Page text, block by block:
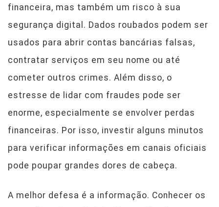
financeira, mas também um risco à sua
segurança digital. Dados roubados podem ser
usados para abrir contas bancárias falsas,
contratar serviços em seu nome ou até
cometer outros crimes. Além disso, o
estresse de lidar com fraudes pode ser
enorme, especialmente se envolver perdas
financeiras. Por isso, investir alguns minutos
para verificar informações em canais oficiais
pode poupar grandes dores de cabeça.
A melhor defesa é a informação. Conhecer os